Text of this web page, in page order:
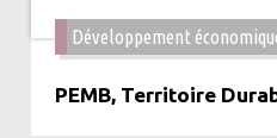
Développement
PEMB, Territoire